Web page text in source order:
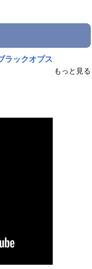
ラックオプス
もっと見る